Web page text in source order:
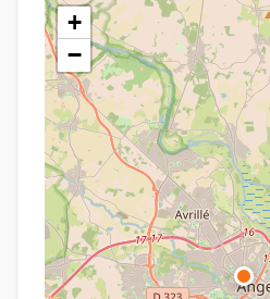
+
−